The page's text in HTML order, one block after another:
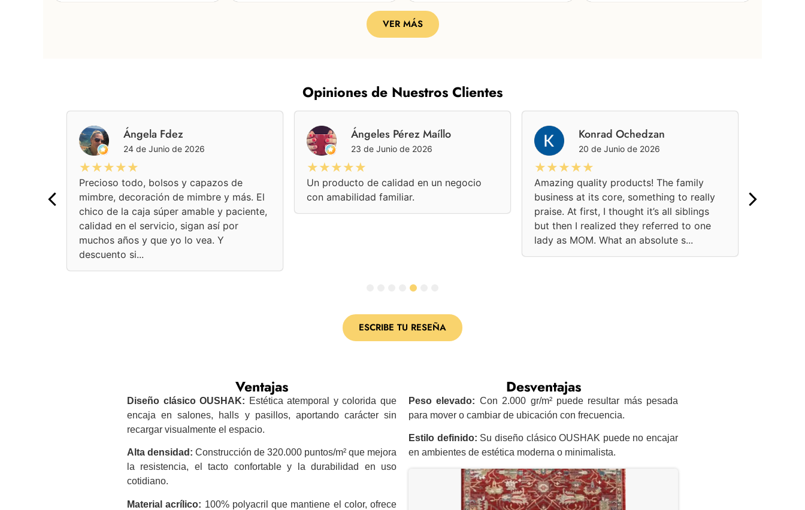
VER MÁS
Opiniones de Nuestros Clientes
Ángela Fdez
24 de Junio de 2026
★★★★★
Precioso todo, bolsos y capazos de
mimbre, decoración de mimbre y más. El
chico de la caja súper amable y paciente,
calidad en el servicio, sigan así por
muchos años y que yo lo vea. Y
descuento si...
Ángeles Pérez Maíllo
23 de Junio de 2026
★★★★★
Un producto de calidad en un negocio
con amabilidad familiar.
Konrad Ochedzan
20 de Junio de 2026
★★★★★
Amazing quality products! The family
business at its core, something to really
praise. At first, I thought it’s all siblings
but then I realized they referred to one
lady as MOM. What an absolute s...
ESCRIBE TU RESEÑA
Ventajas
Diseño clásico OUSHAK: Estética atemporal y colorida que
encaja en salones, halls y pasillos, aportando carácter sin
recargar visualmente el espacio.
Alta densidad: Construcción de 320.000 puntos/m² que mejora
la resistencia, el tacto confortable y la durabilidad en uso
cotidiano.
Material acrílico: 100% polyacril que mantiene el color, ofrece
Desventajas
Peso elevado: Con 2.000 gr/m² puede resultar más pesada
para mover o cambiar de ubicación con frecuencia.
Estilo definido: Su diseño clásico OUSHAK puede no encajar
en ambientes de estética moderna o minimalista.